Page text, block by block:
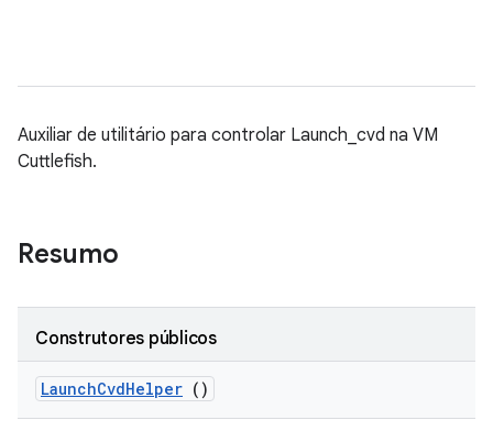
Auxiliar de utilitário para controlar Launch_cvd na VM
Cuttlefish.
Resumo
Construtores públicos
LaunchCvdHelper ()